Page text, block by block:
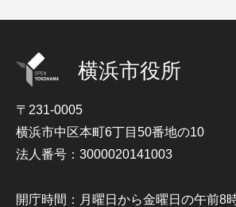
横浜市役所
〒231-0005
横浜市中区本町6丁目50番地の10
法人番号：3000020141003
開庁時間：月曜日から金曜日の午前8